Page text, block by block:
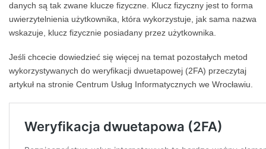
danych są tak zwane klucze fizyczne. Klucz fizyczny jest to forma
uwierzytelnienia użytkownika, która wykorzystuje, jak sama nazwa
wskazuje, klucz fizycznie posiadany przez użytkownika.
Jeśli chcecie dowiedzieć się więcej na temat pozostałych metod
wykorzystywanych do weryfikacji dwuetapowej (2FA) przeczytaj
artykuł na stronie Centrum Usług Informatycznych we Wrocławiu.